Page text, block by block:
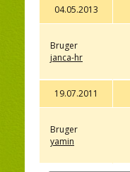
04.05.2013
Bruger
janca-hr
19.07.2011
Bruger
yamin